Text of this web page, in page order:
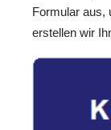
Formular aus,
erstellen wir